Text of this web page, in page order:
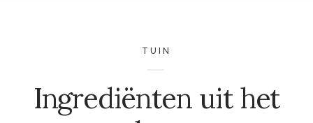
TUIN
Ingrediënten uit het